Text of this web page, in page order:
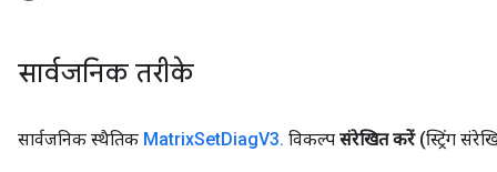
सार्वजनिक तरीके
सार्वजनिक स्थैतिक MatrixSetDiagV3. विकल्प संरेखित करें (स्ट्रिंग